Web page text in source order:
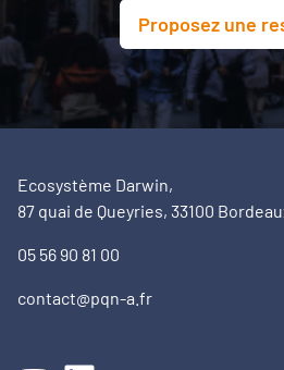
Proposez une
Ecosystème Darwin,
87 quai de Queyries, 33100
05 56 90 81 00
contact@pqn-a.fr